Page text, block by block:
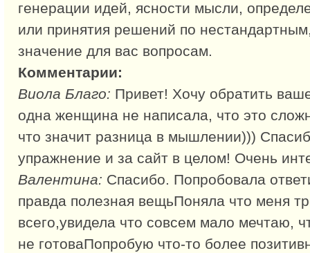
генерации идей, ясности мысли,
или принятия решений по
значение для вас вопросам.
Комментарии:
Виола Благо: Привет! Хочу обратить
одна женщина не написала, что это
что значит разница в мышлении)))
упражнение и за сайт в целом! Очень
Валентина: Спасибо. Попробовала
правда полезная вещьПоняла что меня
всего,увидела что совсем мало мечтаю,
не готоваПопробую что-то более